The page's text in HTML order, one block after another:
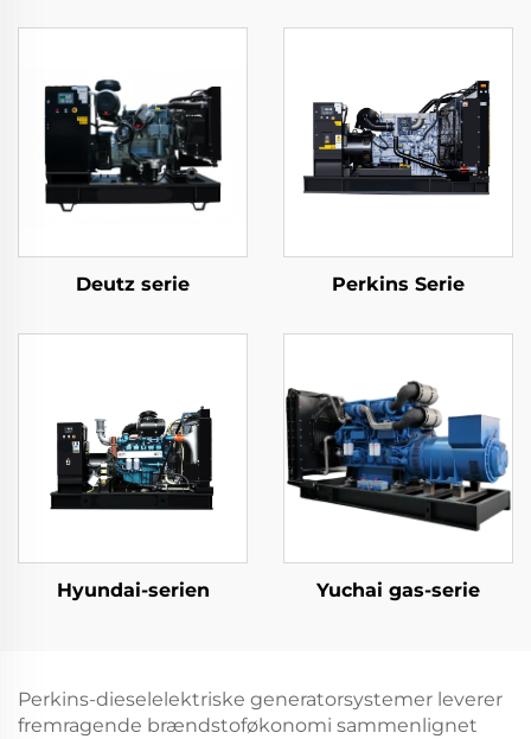
Deutz serie Perkins Serie
Hyundai-serien Yuchai gas-serie
Perkins-dieselelektriske generatorsystemer leverer
fremragende brændstoføkonomi sammenlignet